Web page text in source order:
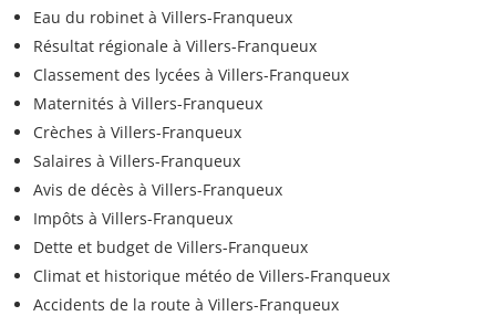
Eau du robinet à Villers-Franqueux
Résultat régionale à Villers-Franqueux
Classement des lycées à Villers-Franqueux
Maternités à Villers-Franqueux
Crèches à Villers-Franqueux
Salaires à Villers-Franqueux
Avis de décès à Villers-Franqueux
Impôts à Villers-Franqueux
Dette et budget de Villers-Franqueux
Climat et historique météo de Villers-Franqueux
Accidents de la route à Villers-Franqueux